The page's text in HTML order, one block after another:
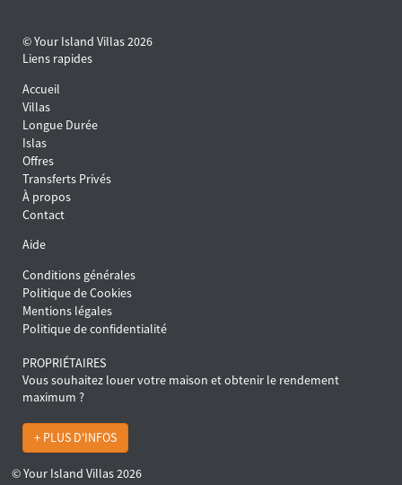
© Your Island Villas 2026
Liens rapides
Accueil
Villas
Longue Durée
Islas
Offres
Transferts Privés
À propos
Contact
Aide
Conditions générales
Politique de Cookies
Mentions légales
Politique de confidentialité
PROPRIÉTAIRES
Vous souhaitez louer votre maison et obtenir le rendement
maximum ?
+ PLUS D'INFOS
© Your Island Villas 2026